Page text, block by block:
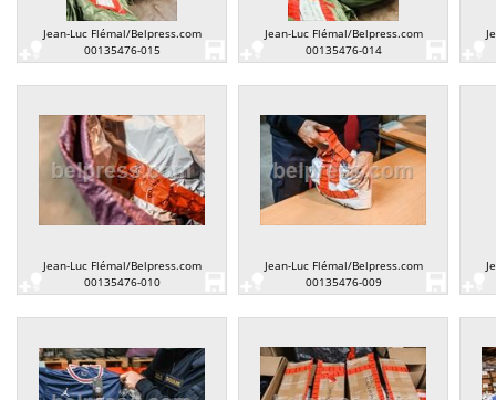
Jean-Luc Flémal/Belpress.com
00135476-015
Jean-Luc Flémal/Belpress.com
00135476-014
Jean-Luc Flémal/Belpress.com
00135476-010
Jean-Luc Flémal/Belpress.com
00135476-009